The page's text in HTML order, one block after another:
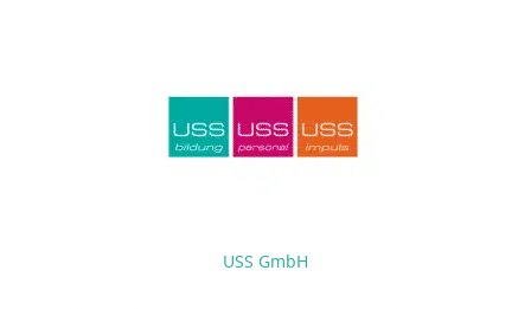
USS GmbH